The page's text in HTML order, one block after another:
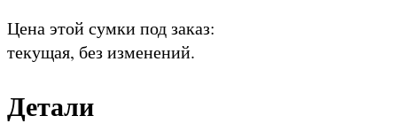
Цена этой сумки под заказ:
текущая, без изменений.
Детали